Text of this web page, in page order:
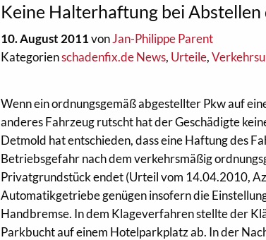
Keine Halterhaftung bei
10. August 2011vonJan-Philippe Parent
Kategorienschadenfix.de News, Urteile,
Wenn ein ordnungsgemäß abgestellter Pkw auf
anderes Fahrzeug rutscht hat der Geschädigte
Detmold hat entschieden, dass eine Haftung des
Betriebsgefahr nach dem verkehrsmäßig
Privatgrundstück endet (Urteil vom 14.04.2010,
Automatikgetriebe genügen insofern die
Handbremse. In dem Klageverfahren stellte der
Parkbucht auf einem Hotelparkplatz ab. In der